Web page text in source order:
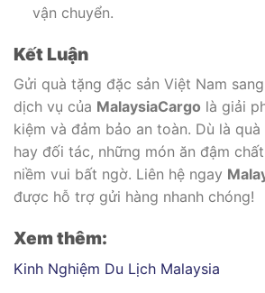
vận chuyển.
Kết Luận
Gửi quà tặng đặc sản Việt Nam
dịch vụ của MalaysiaCargo là giải
kiệm và đảm bảo an toàn. Dù là
hay đối tác, những món ăn đậm
niềm vui bất ngờ. Liên hệ ngay
được hỗ trợ gửi hàng nhanh chóng!
Xem thêm:
Kinh Nghiệm Du Lịch Malaysia